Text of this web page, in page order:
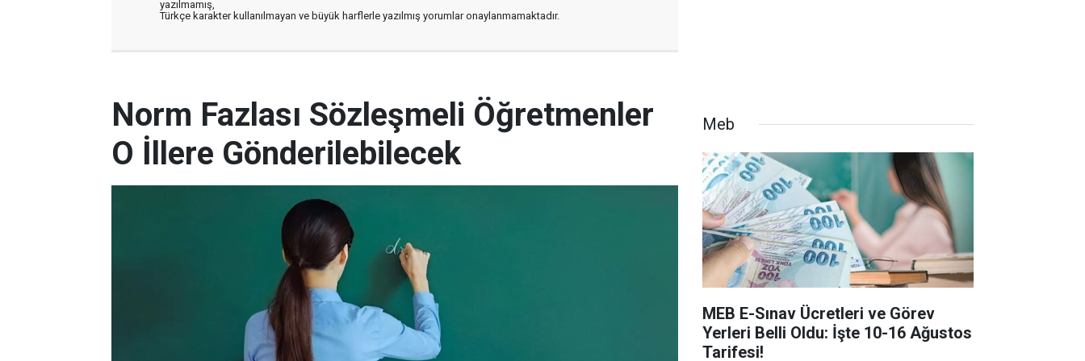
yazılmamış,
Türkçe karakter kullanılmayan ve büyük harflerle yazılmış yorumlar onaylanmamaktadır.
Norm Fazlası Sözleşmeli Öğretmenler
O İllere Gönderilebilecek
Meb
MEB E-Sınav Ücretleri ve Görev
Yerleri Belli Oldu: İşte 10-16 Ağustos
Tarifesi!